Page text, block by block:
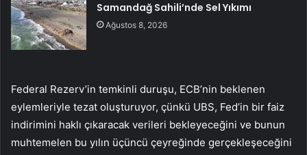
Samandağ Sahili’nde Sel Yıkımı
Ağustos 8, 2026
Federal Rezerv’in temkinli duruşu, ECB’nin beklenen
eylemleriyle tezat oluşturuyor, çünkü UBS, Fed’in bir faiz
indirimini haklı çıkaracak verileri bekleyeceğini ve bunun
muhtemelen bu yılın üçüncü çeyreğinde gerçekleşeceğini